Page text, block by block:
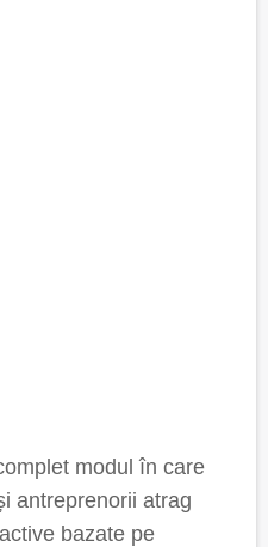
modul în care
antreprenorii atrag
bazate pe